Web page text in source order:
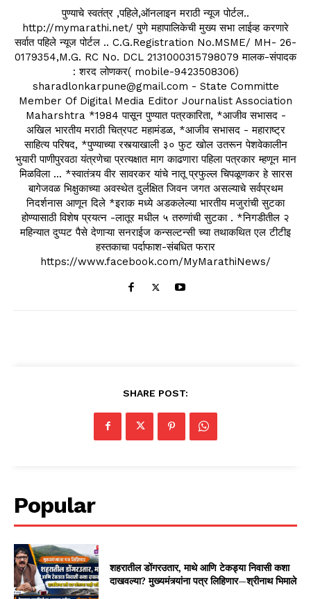
पुण्याचे स्वतंत्र ,पहिले,ऑनलाइन मराठी न्यूज पोर्टल..
http://mymarathi.net/ पुणे महापालिकेची मुख्य सभा लाईव्ह करणारे
सर्वात पहिले न्यूज पोर्टल .. C.G.Registration No.MSME/ MH- 26-
0179354,M.G. RC No. DCL 2131000315798079 मालक-संपादक
: शरद लोणकर( mobile-9423508306)
sharadlonkarpune@gmail.com - State Committe
Member Of Digital Media Editor Journalist Association
Maharshtra *1984 पासून पुण्यात पत्रकारिता, *आजीव सभासद -
अखिल भारतीय मराठी चित्रपट महामंडळ, *आजीव सभासद - महाराष्ट्र
साहित्य परिषद, *पुण्याच्या रस्त्याखाली ३० फुट खोल उतरून पेशवेकालीन
भुयारी पाणीपुरवठा यंत्रणेचा प्रत्यक्षात माग काढणारा पहिला पत्रकार म्हणून मान
मिळविला ... *स्वातंत्र्य वीर सावरकर यांचे नातू प्रफुल्ल चिपळूणकर हे सारस
बागेजवळ भिक्षुकाच्या अवस्थेत दुर्लक्षित जिवन जगत असल्याचे सर्वप्रथम
निदर्शनास आणून दिले *इराक मध्ये अडकलेल्या भारतीय मजुरांची सुटका
होण्यासाठी विशेष प्रयत्न -लातूर मधील ५ तरुणांची सुटका . *निगडीतील २
महिन्यात दुप्पट पैसे देणाऱ्या सनराईज कन्सल्टन्सी च्या तथाकथित एल टीटीइ
हस्तकाचा पर्दाफाश-संबधित फरार
https://www.facebook.com/MyMarathiNews/
SHARE POST:
Popular
शहरातील डोंगरउतार, माथे आणि टेकड्या निवासी कशा
दाखवल्या? मुख्यमंत्र्यांना पत्र लिहिणार—श्रीनाथ भिमाले